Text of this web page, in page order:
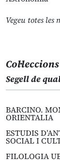
Vegeu totes les
Col·leccions
Segell de
BARCINO.
ORIENTALIA
ESTUDIS
SOCIAL I
FILOLOGIA